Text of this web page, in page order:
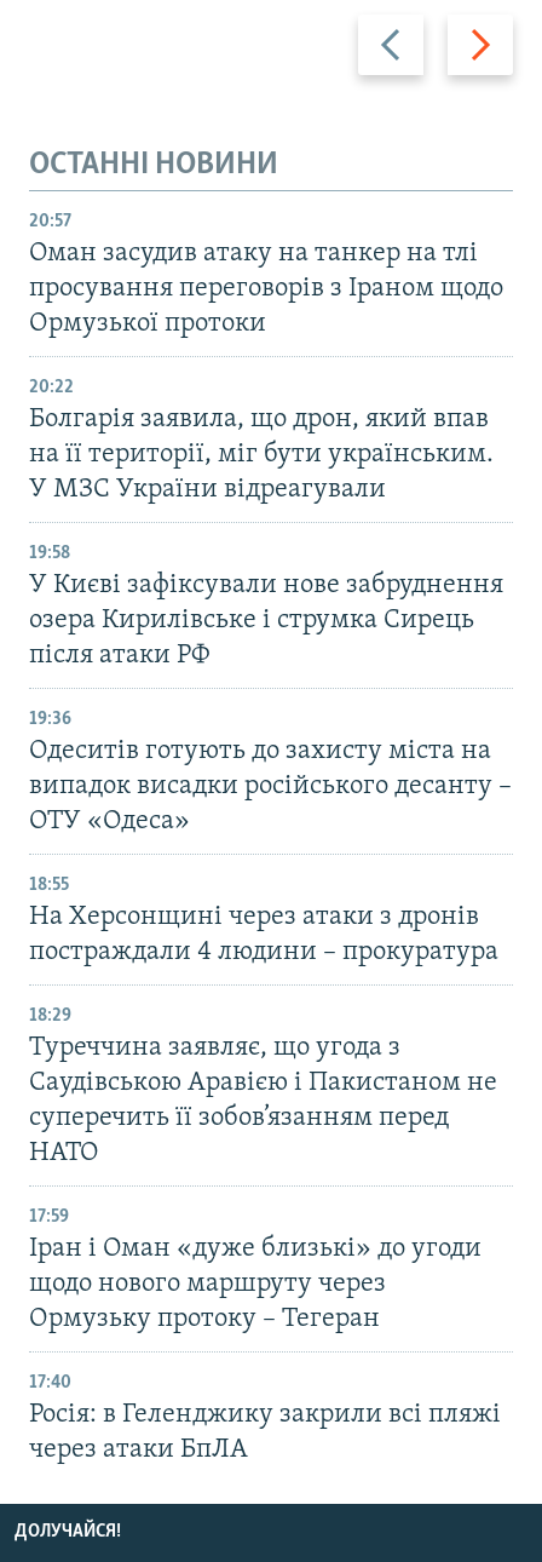
Назад Вперед
ОСТАННІ НОВИНИ
20:57
Оман засудив атаку на танкер на тлі
просування переговорів з Іраном щодо
Ормузької протоки
20:22
Болгарія заявила, що дрон, який впав
на її території, міг бути українським.
У МЗС України відреагували
19:58
У Києві зафіксували нове забруднення
озера Кирилівське і струмка Сирець
після атаки РФ
19:36
Одеситів готують до захисту міста на
випадок висадки російського десанту –
ОТУ «Одеса»
18:55
На Херсонщині через атаки з дронів
постраждали 4 людини – прокуратура
18:29
Туреччина заявляє, що угода з
Саудівською Аравією і Пакистаном не
суперечить її зобов’язанням перед
НАТО
17:59
Іран і Оман «дуже близькі» до угоди
щодо нового маршруту через
Ормузьку протоку – Тегеран
17:40
Росія: в Геленджику закрили всі пляжі
через атаки БпЛА
ДОЛУЧАЙСЯ!